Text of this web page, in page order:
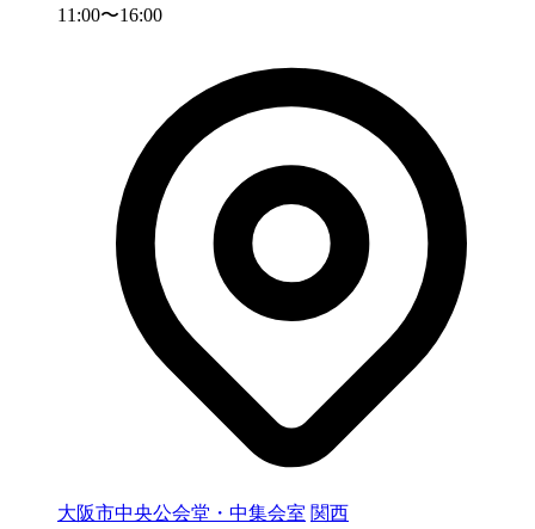
11:00〜16:00
大阪市中央公会堂・中集会室 関西